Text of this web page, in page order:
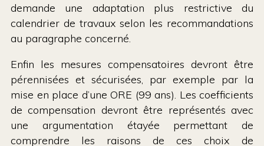
demande une adaptation plus restrictive du
calendrier de travaux selon les recommandations
au paragraphe concerné.
Enfin les mesures compensatoires devront être
pérennisées et sécurisées, par exemple par la
mise en place d’une ORE (99 ans). Les coefficients
de compensation devront être représentés avec
une argumentation étayée permettant de
comprendre les raisons de ces choix de